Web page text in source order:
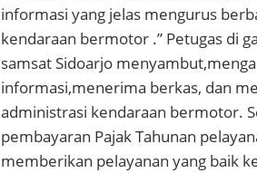
informasi yang jelas mengurus
kendaraan bermotor .” Petugas di
samsat Sidoarjo
informasi,menerima berkas, dan
administrasi kendaraan bermotor.
pembayaran Pajak Tahunan
memberikan pelayanan yang baik